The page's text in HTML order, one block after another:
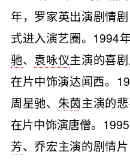
年，罗家英出演剧情
式进入演艺圈。1994
驰、 袁咏仪主演的喜
在片中饰演达闻西。
周星驰、 朱茵主演的
在片中饰演唐僧。
芳、乔宏主演的剧情